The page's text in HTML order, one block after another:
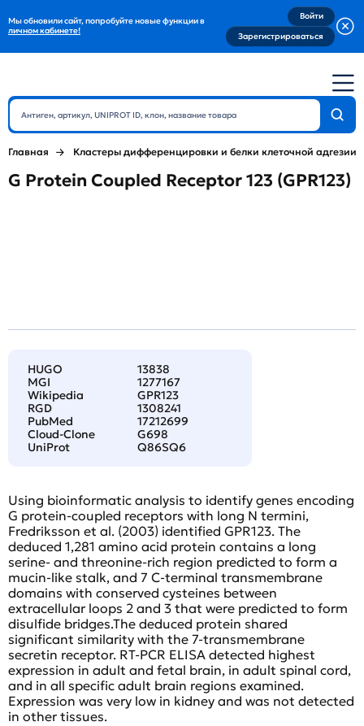
Мы обновили сайт, попробуйте новые функции в
личном кабинете!
Войти
Зарегистрироваться
Главная Кластеры дифференцировки и белки клеточной адгезии
G Protein Coupled Receptor 123 (GPR123)
HUGO
13838
MGI
1277167
Wikipedia
GPR123
RGD
1308241
PubMed
17212699
Cloud-Clone
G698
UniProt
Q86SQ6
Using bioinformatic analysis to identify genes encoding
G protein-coupled receptors with long N termini,
Fredriksson et al. (2003) identified GPR123. The
deduced 1,281 amino acid protein contains a long
serine- and threonine-rich region predicted to form a
mucin-like stalk, and 7 C-terminal transmembrane
domains with conserved cysteines between
extracellular loops 2 and 3 that were predicted to form
disulfide bridges.The deduced protein shared
significant similarity with the 7-transmembrane
secretin receptor. RT-PCR ELISA detected highest
expression in adult and fetal brain, in adult spinal cord,
and in all specific adult brain regions examined.
Expression was very low in kidney and was not detected
in other tissues.